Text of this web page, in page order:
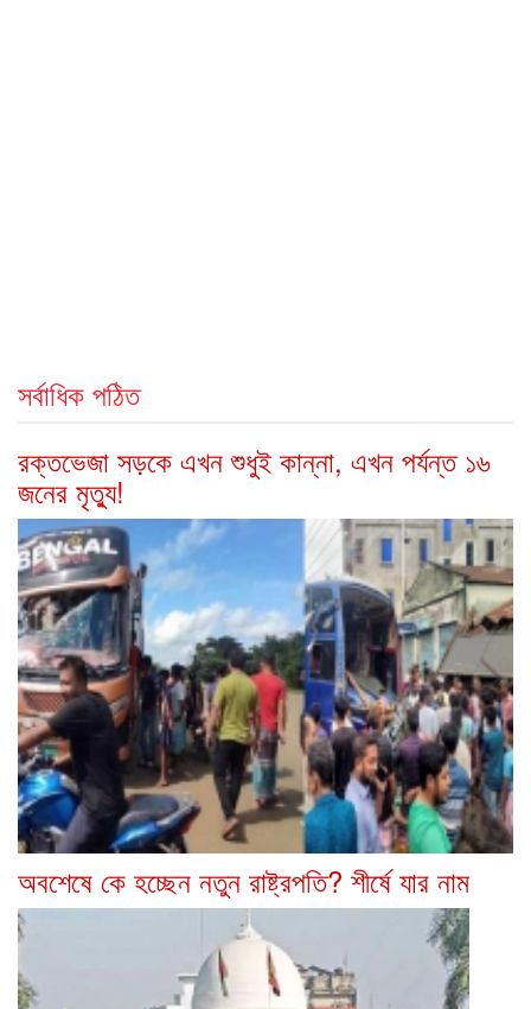
সর্বাধিক পঠিত
রক্তভেজা সড়কে এখন শুধুই কান্না, এখন পর্যন্ত ১৬
জনের মৃত্যু!
অবশেষে কে হচ্ছেন নতুন রাষ্ট্রপতি? শীর্ষে যার নাম